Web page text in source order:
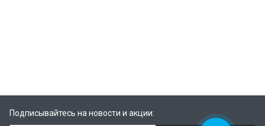
Подписывайтесь на новости и акции: